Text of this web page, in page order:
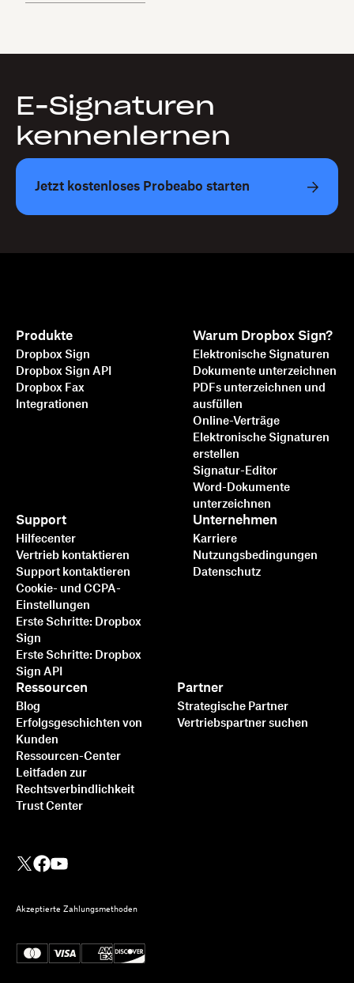
E-Signaturen
kennenlernen
Jetzt kostenloses Probeabo starten
Produkte
Dropbox Sign
Dropbox Sign API
Dropbox Fax
Integrationen
Warum Dropbox Sign?
Elektronische Signaturen
Dokumente unterzeichnen
PDFs unterzeichnen und
ausfüllen
Online-Verträge
Elektronische Signaturen
erstellen
Signatur-Editor
Word-Dokumente
unterzeichnen
Support
Hilfecenter
Vertrieb kontaktieren
Support kontaktieren
Cookie- und CCPA-
Einstellungen
Erste Schritte: Dropbox
Sign
Erste Schritte: Dropbox
Sign API
Ressourcen
Blog
Erfolgsgeschichten von
Kunden
Ressourcen-Center
Leitfaden zur
Rechtsverbindlichkeit
Trust Center
Partner
Strategische Partner
Vertriebspartner suchen
Unternehmen
Karriere
Nutzungsbedingungen
Datenschutz
Akzeptierte Zahlungsmethoden